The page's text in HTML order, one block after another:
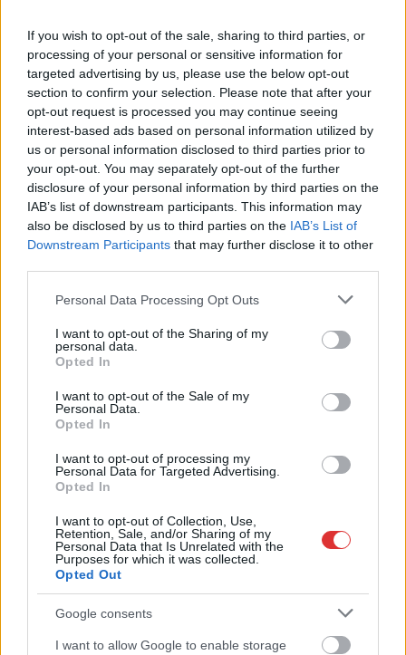
If you wish to opt-out of the sale, sharing to third parties, or
processing of your personal or sensitive information for
targeted advertising by us, please use the below opt-out
section to confirm your selection. Please note that after your
opt-out request is processed you may continue seeing
interest-based ads based on personal information utilized by
us or personal information disclosed to third parties prior to
your opt-out. You may separately opt-out of the further
disclosure of your personal information by third parties on the
IAB’s list of downstream participants. This information may
also be disclosed by us to third parties on the IAB’s List of
Downstream Participants that may further disclose it to other
Please note that this website/app uses one or more Google
not limited to your visit or usage behaviour. You may click to
grant or deny consent to Google and its third-party tags to
use your data for below specified purposes in below Google
consent section.
Personal Data Processing Opt Outs
I want to opt-out of the Sharing of my
personal data.
Opted In
I want to opt-out of the Sale of my
Personal Data.
Opted In
I want to opt-out of processing my
Personal Data for Targeted Advertising.
Opted In
I want to opt-out of Collection, Use,
Retention, Sale, and/or Sharing of my
Personal Data that Is Unrelated with the
Purposes for which it was collected.
Opted Out
Google consents
I want to allow Google to enable storage
JNSZ megyei hírek bölcsőde ,családok,fidesz,Jászkunság
megszüntetés , támogatás
Nincs kegyelem: sorra ölik a kutyákat az egyik
településen
2023.05.16. Kiss Lajos
Nem éppen a legjobb
napjait éli a Borsod
hírekbe, hogy egy 14
idős asszonyt saját
előfordult állatkínzás és uzsorázás is. Most pedig valakik
folyamatosan mérgezik a kutyusokat. A helyiek azt is tudni
vélik, kik azok.
TOVÁBB OLVASOM
Magyarország családok, csernely kutyák
A gyermekbántalmazással szemben nem
maradhatunk tétlenek
2022.02.05. Kiss Lajos
Nem is gondolnánk,